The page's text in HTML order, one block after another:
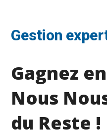
Gestion
Gagnez
Nous
du Reste !